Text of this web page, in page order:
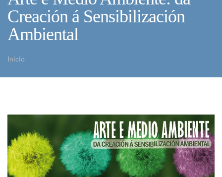
Creación á Sensibilización
Ambiental
Inicio